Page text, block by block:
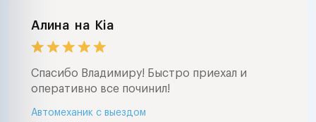
Алина на Kia
Спасибо Владимиру! Быстро приехал и
оперативно все починил!
Автомеханик с выездом